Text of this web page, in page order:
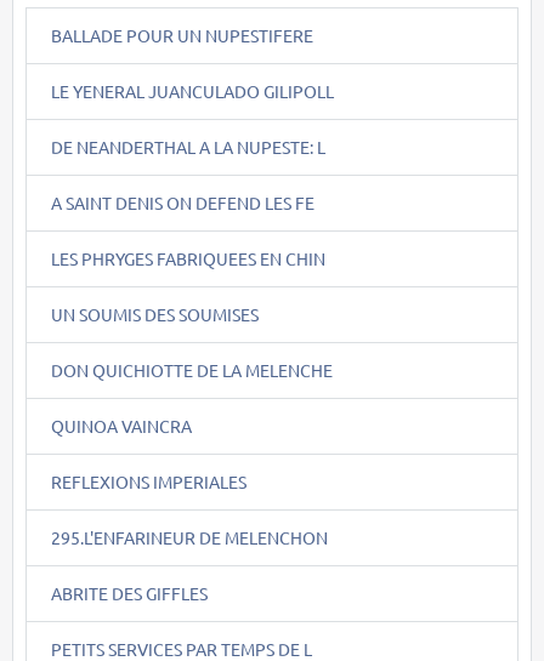
BALLADE POUR UN NUPESTIFERE
LE YENERAL JUANCULADO GILIPOLL
DE NEANDERTHAL A LA NUPESTE: L
A SAINT DENIS ON DEFEND LES FE
LES PHRYGES FABRIQUEES EN CHIN
UN SOUMIS DES SOUMISES
DON QUICHIOTTE DE LA MELENCHE
QUINOA VAINCRA
REFLEXIONS IMPERIALES
295.L'ENFARINEUR DE MELENCHON
ABRITE DES GIFFLES
PETITS SERVICES PAR TEMPS DE L